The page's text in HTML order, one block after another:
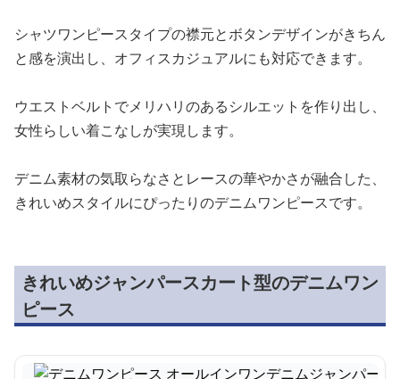
シャツワンピースタイプの襟元とボタンデザインがきちん
と感を演出し、オフィスカジュアルにも対応できます。
ウエストベルトでメリハリのあるシルエットを作り出し、
女性らしい着こなしが実現します。
デニム素材の気取らなさとレースの華やかさが融合した、
きれいめスタイルにぴったりのデニムワンピースです。
きれいめジャンパースカート型のデニムワン
ピース